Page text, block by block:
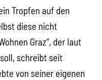
Tropfen auf den
diese nicht
Graz“, der laut
schreibt seit
von seiner eigenen